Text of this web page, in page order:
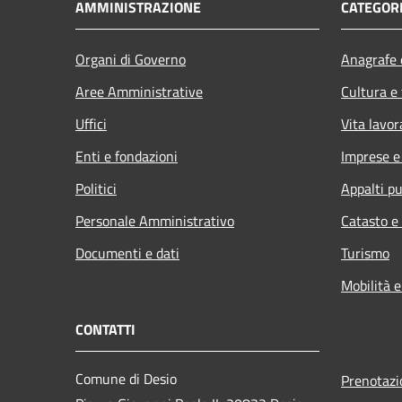
AMMINISTRAZIONE
Organi di Governo
Aree Amministrative
Uffici
Enti e fondazioni
Politici
Personale Amministrativo
Documenti e dati
Cultura
Vita
Imprese
Appalti
Catasto
Turismo
Mobilità
CONTATTI
Comune di Desio